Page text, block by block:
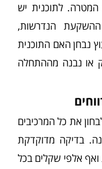
לתוכנית יש
הנדרשות,
נבחן האם התוכנית
או נבנה מההתחלה
את כל המרכיבים
בדיקה מדוקדקת
אלפי שקלים בכל